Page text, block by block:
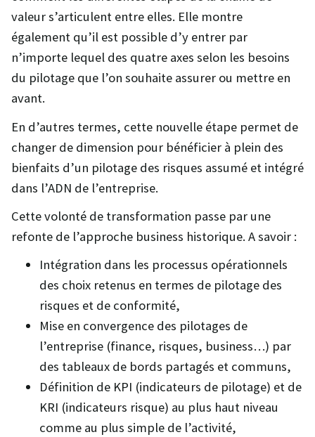
valeur s’articulent entre elles. Elle montre
également qu’il est possible d’y entrer par
n’importe lequel des quatre axes selon les besoins
du pilotage que l’on souhaite assurer ou mettre en
avant.
En d’autres termes, cette nouvelle étape permet de
changer de dimension pour bénéficier à plein des
bienfaits d’un pilotage des risques assumé et intégré
dans l’ADN de l’entreprise.
Cette volonté de transformation passe par une
refonte de l’approche business historique. A savoir :
Intégration dans les processus opérationnels
des choix retenus en termes de pilotage des
risques et de conformité,
Mise en convergence des pilotages de
l’entreprise (finance, risques, business…) par
des tableaux de bords partagés et communs,
Définition de KPI (indicateurs de pilotage) et de
KRI (indicateurs risque) au plus haut niveau
comme au plus simple de l’activité,